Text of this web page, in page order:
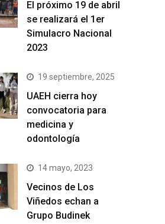
El próximo 19 de abril
se realizará el 1er
Simulacro Nacional
2023
19 septiembre, 2025
UAEH cierra hoy
convocatoria para
medicina y
odontología
14 mayo, 2023
Vecinos de Los
Viñedos echan a
Grupo Budinek